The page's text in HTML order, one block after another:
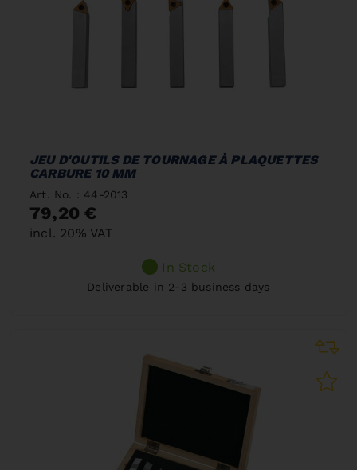
JEU D'OUTILS DE TOURNAGE À PLAQUETTES
CARBURE 10 MM
Art. No. : 44-2013
79,20 €
incl. 20% VAT
In Stock
Deliverable in 2-3 business days